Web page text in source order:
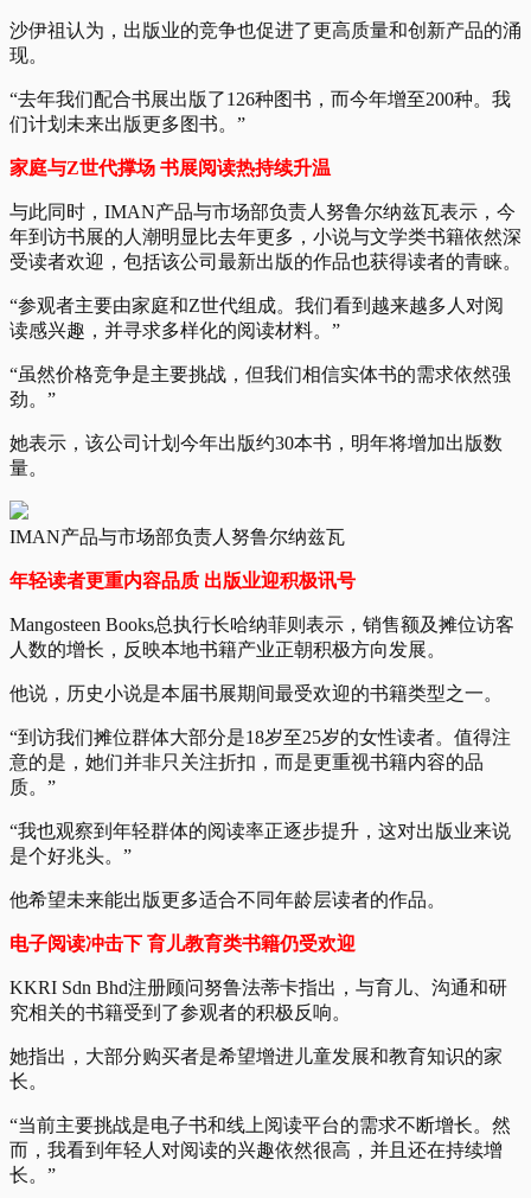
沙伊祖认为，出版业的竞争也促进了更高质量和创新产品的涌
现。
“去年我们配合书展出版了126种图书，而今年增至200种。我
们计划未来出版更多图书。”
家庭与Z世代撑场 书展阅读热持续升温
与此同时，IMAN产品与市场部负责人努鲁尔纳兹瓦表示，今
年到访书展的人潮明显比去年更多，小说与文学类书籍依然深
受读者欢迎，包括该公司最新出版的作品也获得读者的青睐。
“参观者主要由家庭和Z世代组成。我们看到越来越多人对阅
读感兴趣，并寻求多样化的阅读材料。”
“虽然价格竞争是主要挑战，但我们相信实体书的需求依然强
劲。”
她表示，该公司计划今年出版约30本书，明年将增加出版数
量。
IMAN产品与市场部负责人努鲁尔纳兹瓦
年轻读者更重内容品质 出版业迎积极讯号
Mangosteen Books总执行长哈纳菲则表示，销售额及摊位访客
人数的增长，反映本地书籍产业正朝积极方向发展。
他说，历史小说是本届书展期间最受欢迎的书籍类型之一。
“到访我们摊位群体大部分是18岁至25岁的女性读者。值得注
意的是，她们并非只关注折扣，而是更重视书籍内容的品
质。”
“我也观察到年轻群体的阅读率正逐步提升，这对出版业来说
是个好兆头。”
他希望未来能出版更多适合不同年龄层读者的作品。
电子阅读冲击下 育儿教育类书籍仍受欢迎
KKRI Sdn Bhd注册顾问努鲁法蒂卡指出，与育儿、沟通和研
究相关的书籍受到了参观者的积极反响。
她指出，大部分购买者是希望增进儿童发展和教育知识的家
长。
“当前主要挑战是电子书和线上阅读平台的需求不断增长。然
而，我看到年轻人对阅读的兴趣依然很高，并且还在持续增
长。”